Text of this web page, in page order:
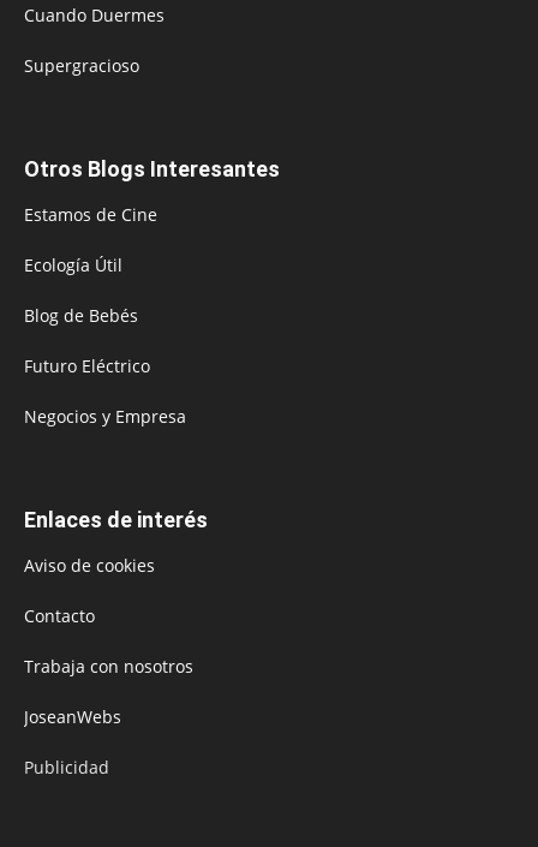
Cuando Duermes
Supergracioso
Otros Blogs Interesantes
Estamos de Cine
Ecología Útil
Blog de Bebés
Futuro Eléctrico
Negocios y Empresa
Enlaces de interés
Aviso de cookies
Contacto
Trabaja con nosotros
JoseanWebs
Publicidad